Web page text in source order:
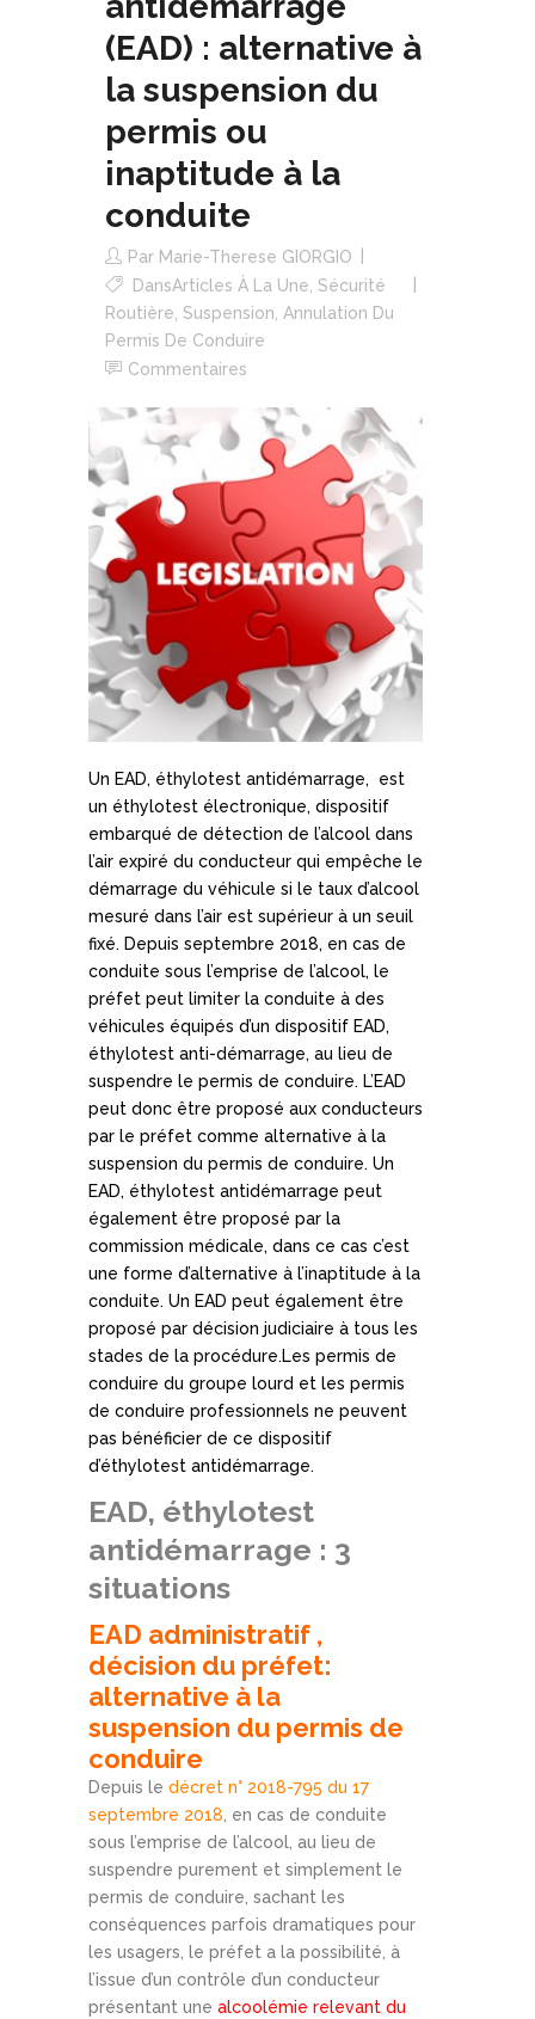
(EAD) : alternative à
la suspension du
permis ou
inaptitude à la
conduite
Par Marie-Therese GIORGIO
DansArticles À La Une, Sécurité
Routière, Suspension, Annulation Du
Permis De Conduire
Commentaires
Un EAD, éthylotest antidémarrage, est
un éthylotest électronique, dispositif
embarqué de détection de l’alcool dans
l’air expiré du conducteur qui empêche le
démarrage du véhicule si le taux d’alcool
mesuré dans l’air est supérieur à un seuil
fixé. Depuis septembre 2018, en cas de
conduite sous l’emprise de l’alcool, le
préfet peut limiter la conduite à des
véhicules équipés d’un dispositif EAD,
éthylotest anti-démarrage, au lieu de
suspendre le permis de conduire. L’EAD
peut donc être proposé aux conducteurs
par le préfet comme alternative à la
suspension du permis de conduire. Un
EAD, éthylotest antidémarrage peut
également être proposé par la
commission médicale, dans ce cas c’est
une forme d’alternative à l’inaptitude à la
conduite. Un EAD peut également être
proposé par décision judiciaire à tous les
stades de la procédure.Les permis de
conduire du groupe lourd et les permis
de conduire professionnels ne peuvent
pas bénéficier de ce dispositif
d’éthylotest antidémarrage.
EAD, éthylotest
antidémarrage : 3
situations
EAD administratif ,
décision du préfet:
alternative à la
suspension du permis de
conduire
Depuis le décret n° 2018-795 du 17
septembre 2018, en cas de conduite
sous l’emprise de l’alcool, au lieu de
suspendre purement et simplement le
permis de conduire, sachant les
conséquences parfois dramatiques pour
les usagers, le préfet a la possibilité, à
l’issue d’un contrôle d’un conducteur
présentant une alcoolémie relevant du